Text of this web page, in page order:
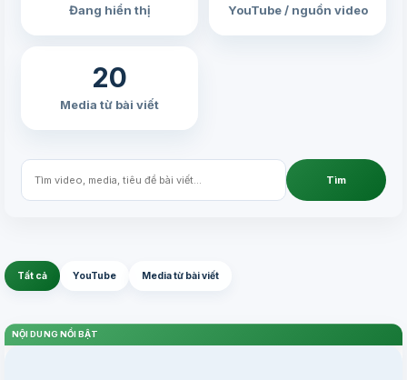
Đang hiển thị YouTube / nguồn video
20
Media từ bài viết
Tìm
Tất cả YouTube Media từ bài viết
NỘI DUNG NỔI BẬT